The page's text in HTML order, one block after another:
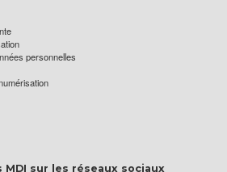
personnelles
sur les réseaux sociaux